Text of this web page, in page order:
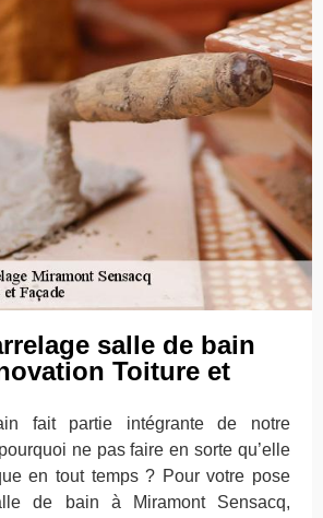
salle de bain
Toiture et
fait partie intégrante de notre
ne pas faire en sorte qu’elle
en tout temps ? Pour votre pose
de bain à Miramont Sensacq,